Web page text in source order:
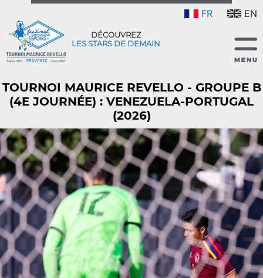
FR EN
DÉCOUVREZ
LES STARS DE DEMAIN
TOURNOI MAURICE REVELLO - GROUPE B
(4E JOURNÉE) : VENEZUELA-PORTUGAL
(2026)